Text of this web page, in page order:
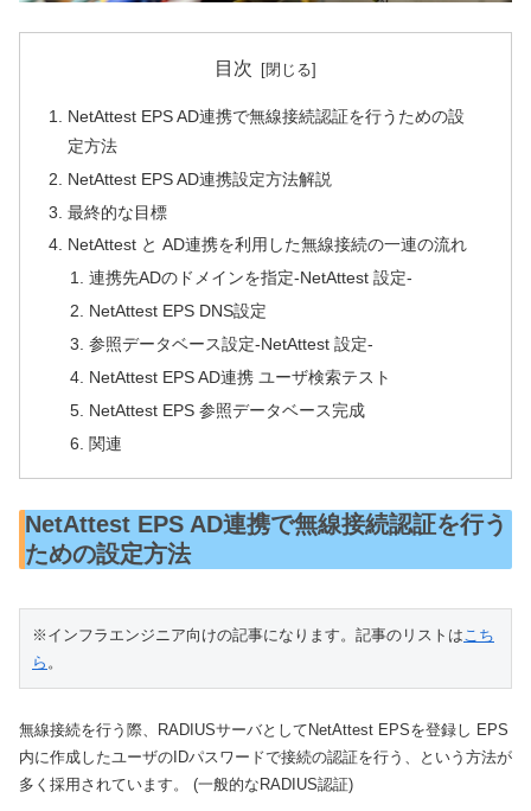
目次
NetAttest EPS AD連携で無線接続認証を行うための設
定方法
NetAttest EPS AD連携設定方法解説
最終的な目標
NetAttest と AD連携を利用した無線接続の一連の流れ
連携先ADのドメインを指定-NetAttest 設定-
NetAttest EPS DNS設定
参照データベース設定-NetAttest 設定-
NetAttest EPS AD連携 ユーザ検索テスト
NetAttest EPS 参照データベース完成
関連
NetAttest EPS AD連携で無線接続認証を行う
ための設定方法
※インフラエンジニア向けの記事になります。記事のリストは こち
ら 。
無線接続を行う際、RADIUSサーバとしてNetAttest EPSを登録し EPS
内に作成したユーザのIDパスワードで接続の認証を行う、という方法が
多く採用されています。 (一般的なRADIUS認証)